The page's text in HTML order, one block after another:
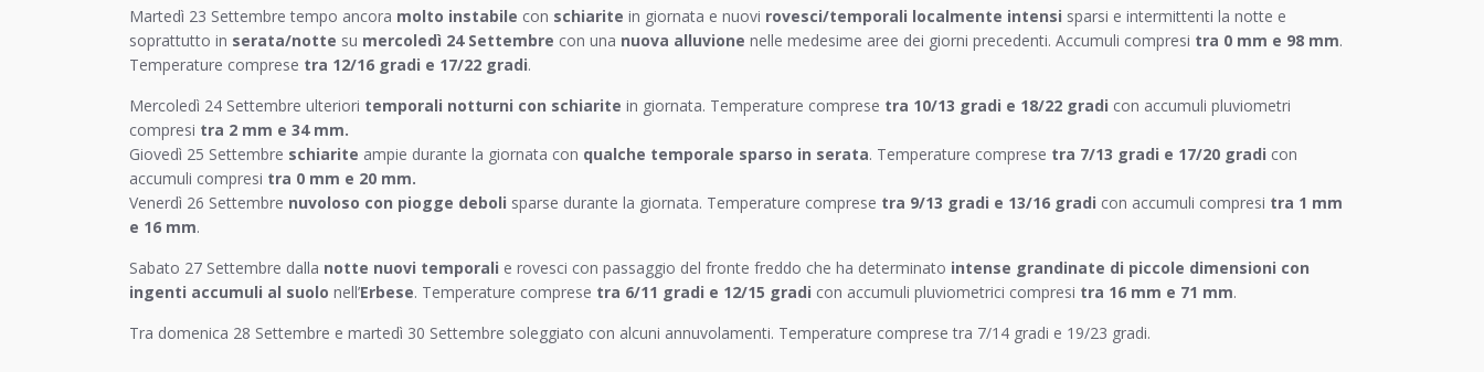
Martedì 23 Settembre tempo ancora molto instabile con schiarite in giornata e nuovi rovesci/temporali localmente intensi sparsi e intermittenti la notte e
soprattutto in serata/notte su mercoledì 24 Settembre con una nuova alluvione nelle medesime aree dei giorni precedenti. Accumuli compresi tra 0 mm e 98 mm.
Temperature comprese tra 12/16 gradi e 17/22 gradi.
Mercoledì 24 Settembre ulteriori temporali notturni con schiarite in giornata. Temperature comprese tra 10/13 gradi e 18/22 gradi con accumuli pluviometri
compresi tra 2 mm e 34 mm.
Giovedì 25 Settembre schiarite ampie durante la giornata con qualche temporale sparso in serata. Temperature comprese tra 7/13 gradi e 17/20 gradi con
accumuli compresi tra 0 mm e 20 mm.
Venerdì 26 Settembre nuvoloso con piogge deboli sparse durante la giornata. Temperature comprese tra 9/13 gradi e 13/16 gradi con accumuli compresi tra 1 mm
e 16 mm.
Sabato 27 Settembre dalla notte nuovi temporali e rovesci con passaggio del fronte freddo che ha determinato intense grandinate di piccole dimensioni con
ingenti accumuli al suolo nell’Erbese. Temperature comprese tra 6/11 gradi e 12/15 gradi con accumuli pluviometrici compresi tra 16 mm e 71 mm.
Tra domenica 28 Settembre e martedì 30 Settembre soleggiato con alcuni annuvolamenti. Temperature comprese tra 7/14 gradi e 19/23 gradi.